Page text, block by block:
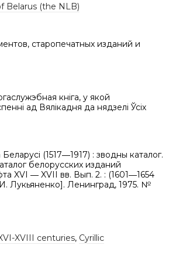
Belarus (the NLB)
старопечатных изданий и
кніга, у якой
ад Вялікадня да нядзелі Ўсіх
(1517―1917) : зводны каталог.
белорусских изданий
XVI ― XVII вв. Вып. 2. : (1601―1654
И. Лукьяненко]. Ленинград, 1975. №
XVIII centuries, Cyrillic